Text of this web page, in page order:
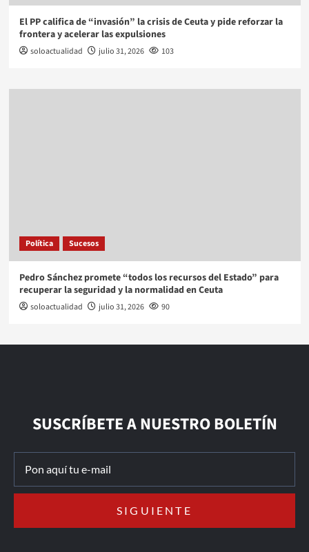
El PP califica de “invasión” la crisis de Ceuta y pide reforzar la
frontera y acelerar las expulsiones
soloactualidad julio 31, 2026 103
Política Sucesos
Pedro Sánchez promete “todos los recursos del Estado” para
recuperar la seguridad y la normalidad en Ceuta
soloactualidad julio 31, 2026 90
SUSCRÍBETE A NUESTRO BOLETÍN